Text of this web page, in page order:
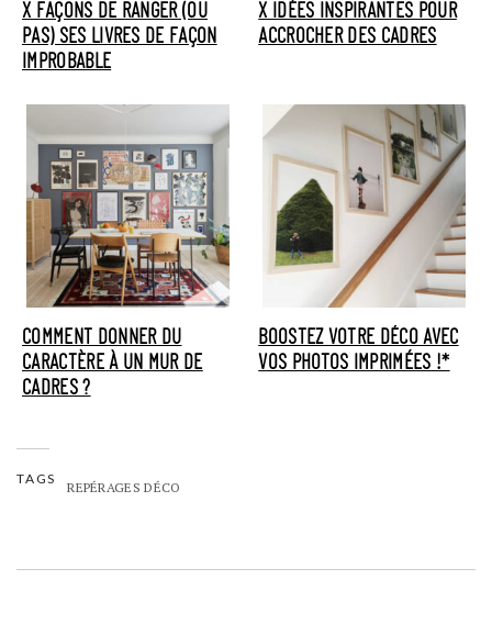
X FAÇONS DE RANGER (OU
PAS) SES LIVRES DE FAÇON
IMPROBABLE
X IDÉES INSPIRANTES POUR
ACCROCHER DES CADRES
COMMENT DONNER DU
CARACTÈRE À UN MUR DE
CADRES ?
BOOSTEZ VOTRE DÉCO AVEC
VOS PHOTOS IMPRIMÉES !*
TAGS
REPÉRAGES DÉCO